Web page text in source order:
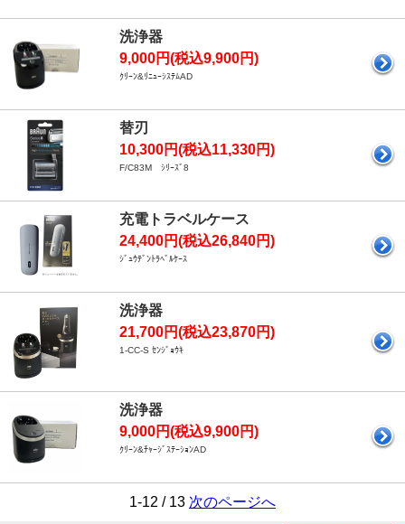
洗浄器
9,000円(税込9,900円)
ｸﾘｰﾝ&ﾘﾆｭｰｼｽﾃﾑAD
替刃
10,300円(税込11,330円)
F/C83M ｼﾘｰｽﾞ8
充電トラベルケース
24,400円(税込26,840円)
ｼﾞｭｳﾃﾞﾝﾄﾗﾍﾞﾙｹｰｽ
洗浄器
21,700円(税込23,870円)
1-CC-S ｾﾝｼﾞｮｳｷ
洗浄器
9,000円(税込9,900円)
ｸﾘｰﾝ&ﾁｬｰｼﾞｽﾃｰｼｮﾝAD
1-12 / 13 次のページへ